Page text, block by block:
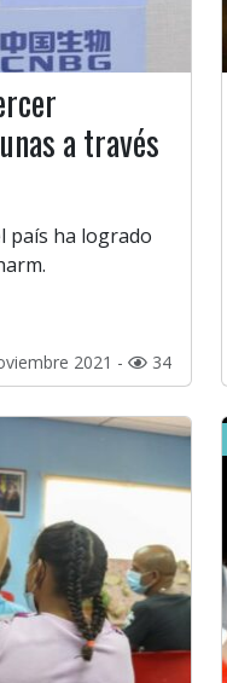
a través
país ha logrado
2021 - 34